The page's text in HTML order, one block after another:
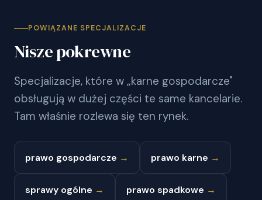
POWIĄZANE SPECJALIZACJE
Nisze pokrewne
Specjalizacje, które w „karne gospodarcze"
obsługują w dużej części te same kancelarie.
Tam właśnie rozlewa się ten rynek.
prawo gospodarcze → prawo karne →
sprawy ogólne → prawo spadkowe →